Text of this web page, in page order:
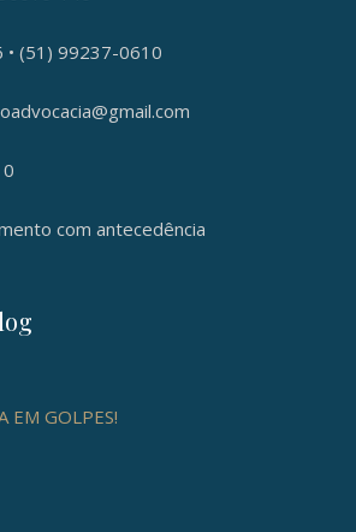
(51) 99237-0610
com antecedência
EM GOLPES!